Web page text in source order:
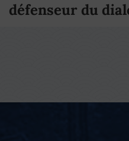
défenseur du